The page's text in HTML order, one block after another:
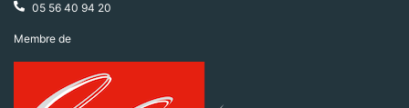
05 56 40 94 20
Membre de